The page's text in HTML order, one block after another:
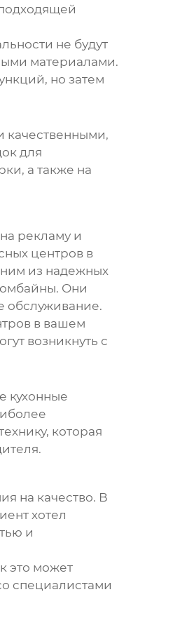
не будут
материалами.
но затем
качественными,
для
а также на
рекламу и
центров в
из надежных
. Они
обслуживание.
в вашем
возникнуть с
кухонные
которая
на качество. В
хотел
и
это может
специалистами